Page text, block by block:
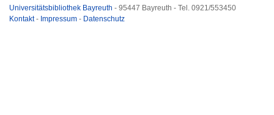
Universitätsbibliothek Bayreuth - 95447 Bayreuth - Tel. 0921/553450
Kontakt- Impressum - Datenschutz